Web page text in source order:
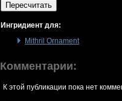
Пересчитать
Ингридиент для:
Mithril Ornament
Комментарии:
К этой публикации пока нет